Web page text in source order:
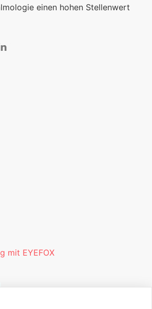
einen hohen Stellenwert
mit EYEFOX